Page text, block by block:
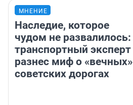
МНЕНИЕ
Наследие, которое
чудом не развалилось:
транспортный эксперт
разнес миф о «вечных»
советских дорогах